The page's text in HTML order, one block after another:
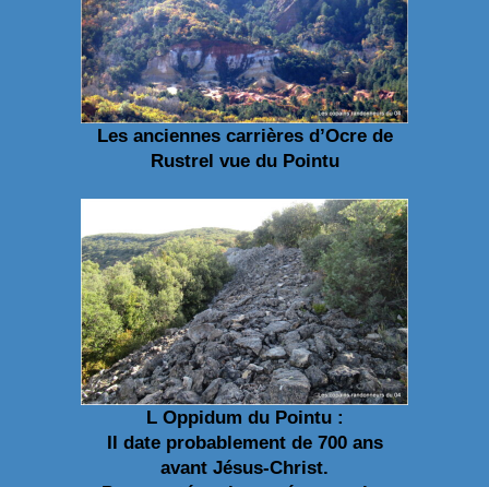
Les anciennes carrières d’Ocre de
Rustrel vue du Pointu
L Oppidum du Pointu :
Il date probablement de 700 ans
avant Jésus-Christ.